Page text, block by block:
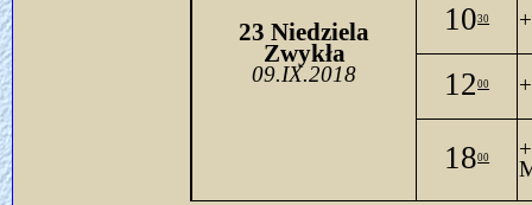
23 Niedziela
Zwykła
09.IX.2018
1030
1200
1800